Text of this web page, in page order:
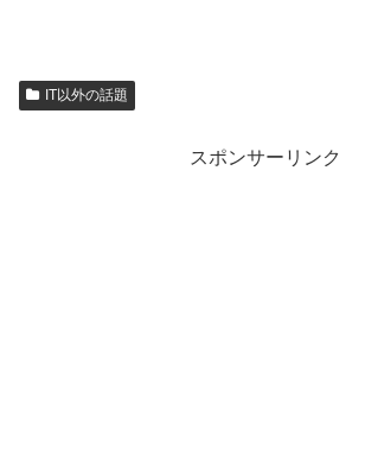
IT以外の話題
スポンサーリンク